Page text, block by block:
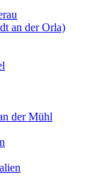
an der Orla)
der Mühl